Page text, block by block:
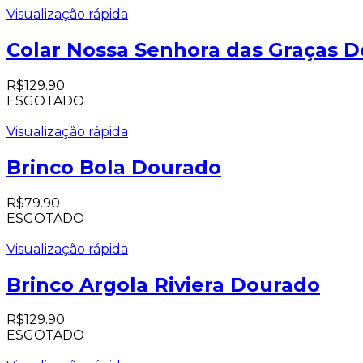
Visualização rápida
Colar Nossa Senhora das Graças
R$129.90
ESGOTADO
Visualização rápida
Brinco Bola Dourado
R$79.90
ESGOTADO
Visualização rápida
Brinco Argola Riviera Dourado
R$129.90
ESGOTADO